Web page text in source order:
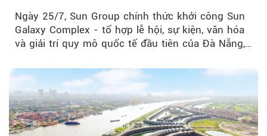
Ngày 25/7, Sun Group chính thức khởi công Sun
Galaxy Complex - tổ hợp lễ hội, sự kiện, văn hóa
và giải trí quy mô quốc tế đầu tiên của Đà Nẵng,…